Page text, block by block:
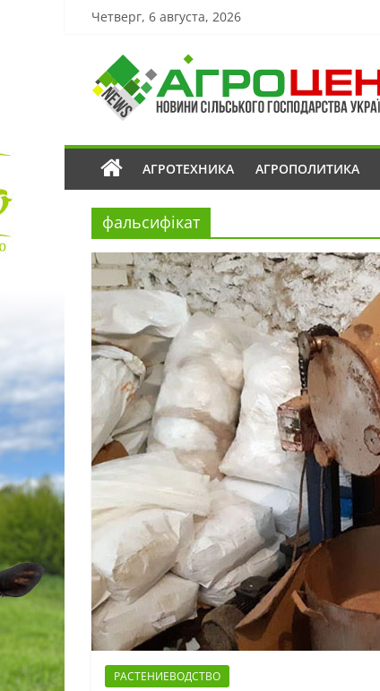
Четверг, 6 августа, 2026
АГРОТЕХНИКА АГРОПОЛИТИКА
фальсифікат
РАСТЕНИЕВОДСТВО